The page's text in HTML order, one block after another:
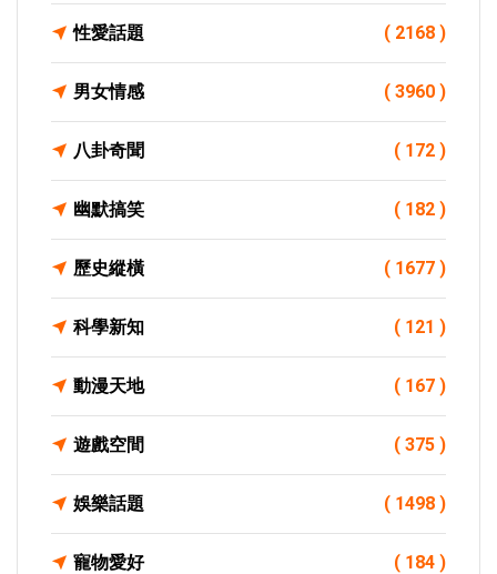
性愛話題 ( 2168 )
男女情感 ( 3960 )
八卦奇聞 ( 172 )
幽默搞笑 ( 182 )
歷史縱橫 ( 1677 )
科學新知 ( 121 )
動漫天地 ( 167 )
遊戲空間 ( 375 )
娛樂話題 ( 1498 )
寵物愛好 ( 184 )